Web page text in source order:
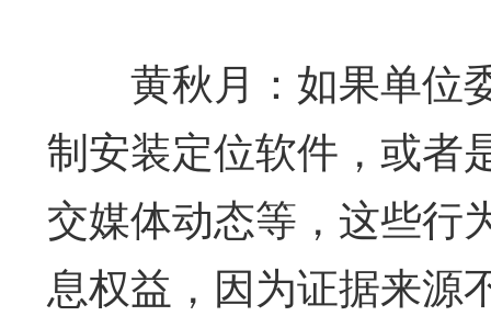
黄秋月：如果单位
制安装定位软件，或者
交媒体动态等，这些行
息权益，因为证据来源